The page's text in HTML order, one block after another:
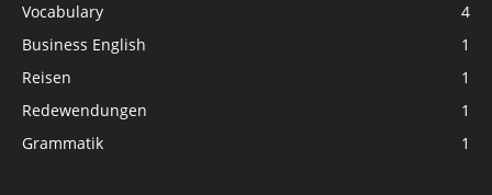
Vocabulary
4
Business English
1
Reisen
1
Redewendungen
1
Grammatik
1